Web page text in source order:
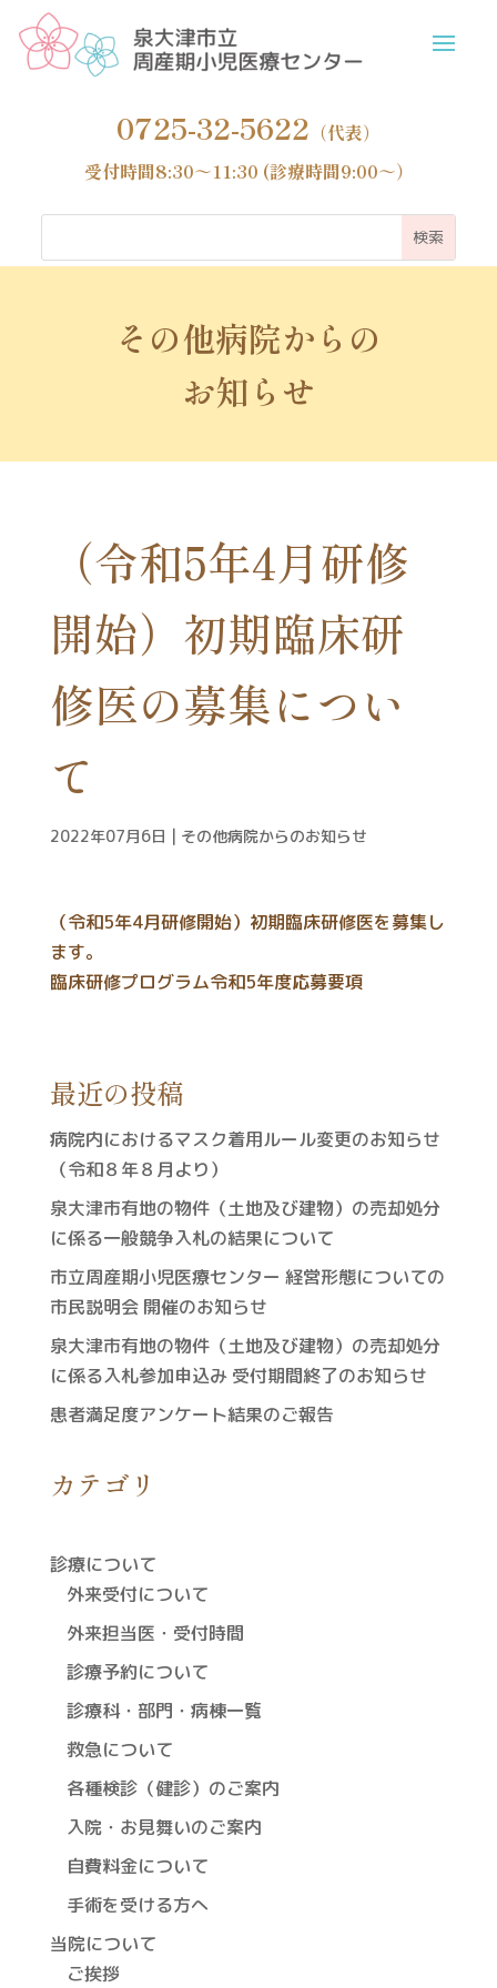
0725-32-5622 （代表）
受付時間8:30～11:30 (診療時間9:00～）
その他病院からの
お知らせ
（令和5年4月研修
開始）初期臨床研
修医の募集につい
て
2022年07月6日 その他病院からのお知らせ
（令和5年4月研修開始）初期臨床研修医を募集し
ます。
臨床研修プログラム令和5年度応募要項
最近の投稿
病院内におけるマスク着用ルール変更のお知らせ
（令和８年８月より）
泉大津市有地の物件（土地及び建物）の売却処分
に係る一般競争入札の結果について
市立周産期小児医療センター 経営形態についての
市民説明会 開催のお知らせ
泉大津市有地の物件（土地及び建物）の売却処分
に係る入札参加申込み 受付期間終了のお知らせ
患者満足度アンケート結果のご報告
カテゴリ
診療について
外来受付について
外来担当医・受付時間
診療予約について
診療科・部門・病棟一覧
救急について
各種検診（健診）のご案内
入院・お見舞いのご案内
自費料金について
手術を受ける方へ
当院について
ご挨拶